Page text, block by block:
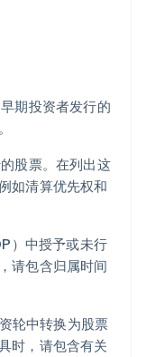
期投资者发行的
股票。在列出这
如清算优先权和
）中授予或未行
请包含归属时间
轮中转换为股票
时，请包含有关